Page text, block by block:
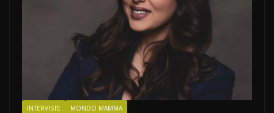
INTERVISTE MONDO MAMMA